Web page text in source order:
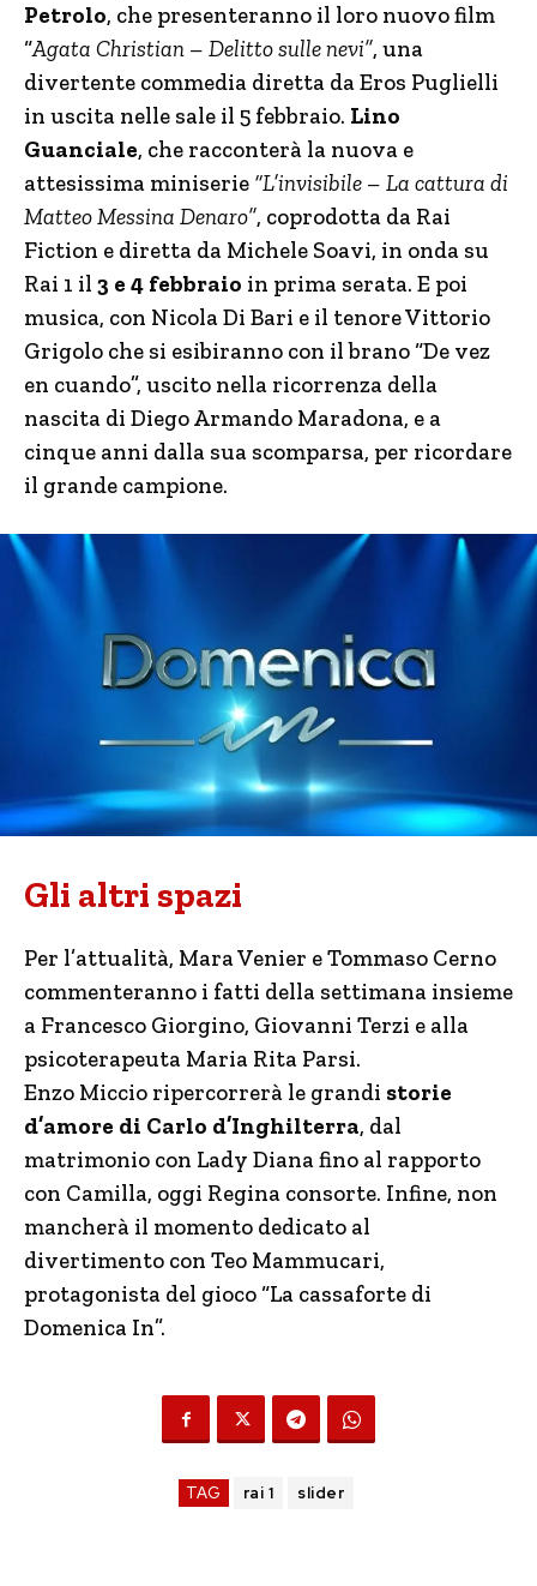
Petrolo, che presenteranno il loro nuovo film
“Agata Christian – Delitto sulle nevi”, una
divertente commedia diretta da Eros Puglielli
in uscita nelle sale il 5 febbraio. Lino
Guanciale, che racconterà la nuova e
attesissima miniserie “L’invisibile – La cattura di
Matteo Messina Denaro”, coprodotta da Rai
Fiction e diretta da Michele Soavi, in onda su
Rai 1 il 3 e 4 febbraio in prima serata. E poi
musica, con Nicola Di Bari e il tenore Vittorio
Grigolo che si esibiranno con il brano “De vez
en cuando”, uscito nella ricorrenza della
nascita di Diego Armando Maradona, e a
cinque anni dalla sua scomparsa, per ricordare
il grande campione.
Gli altri spazi
Per l’attualità, Mara Venier e Tommaso Cerno
commenteranno i fatti della settimana insieme
a Francesco Giorgino, Giovanni Terzi e alla
psicoterapeuta Maria Rita Parsi.
Enzo Miccio ripercorrerà le grandi storie
d’amore di Carlo d’Inghilterra, dal
matrimonio con Lady Diana fino al rapporto
con Camilla, oggi Regina consorte. Infine, non
mancherà il momento dedicato al
divertimento con Teo Mammucari,
protagonista del gioco “La cassaforte di
Domenica In”.
TAG rai 1 slider